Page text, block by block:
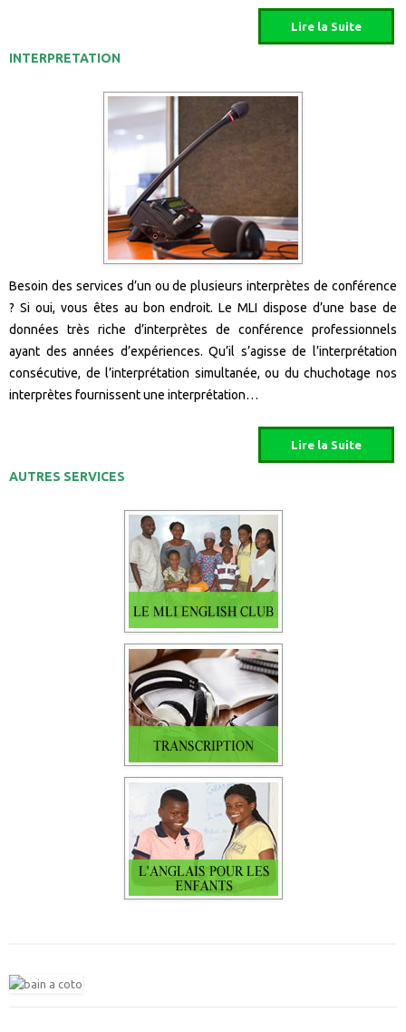
INTERPRETATION
Besoin des services d’un ou de plusieurs interprètes de conférence
? Si oui, vous êtes au bon endroit. Le MLI dispose d’une base de
données très riche d’interprètes de conférence professionnels
ayant des années d’expériences. Qu’il s’agisse de l’interprétation
consécutive, de l’interprétation simultanée, ou du chuchotage nos
interprètes fournissent une interprétation…
AUTRES SERVICES